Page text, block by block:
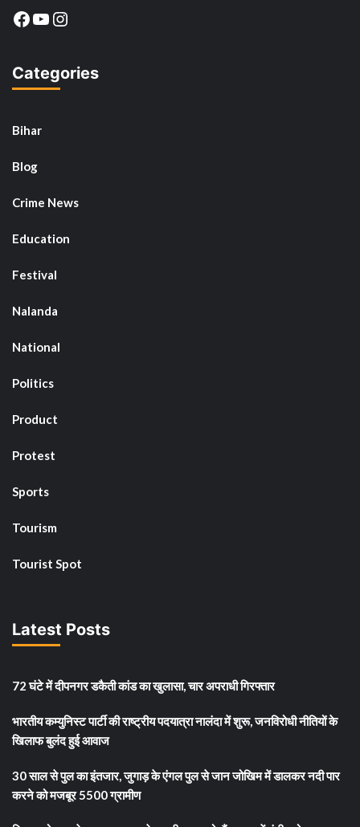
Facebook
YouTube
Instagram
Categories
Bihar
Blog
Crime News
Education
Festival
Nalanda
National
Politics
Product
Protest
Sports
Tourism
Tourist Spot
Latest Posts
72 घंटे में दीपनगर डकैती कांड का खुलासा, चार अपराधी गिरफ्तार
भारतीय कम्युनिस्ट पार्टी की राष्ट्रीय पदयात्रा नालंदा में शुरू, जनविरोधी नीतियों के
खिलाफ बुलंद हुई आवाज
30 साल से पुल का इंतजार, जुगाड़ के एंगल पुल से जान जोखिम में डालकर नदी पार
करने को मजबूर 5500 ग्रामीण